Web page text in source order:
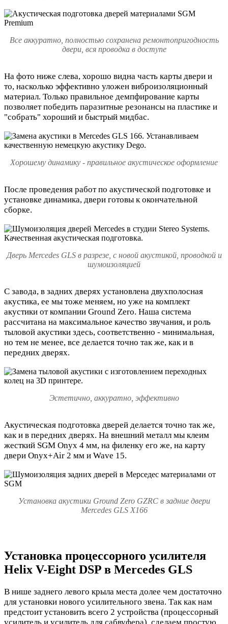
Все аккуратно, полностью сохранена ремонтопригодность
двери, вся проводка в доступе
На фото ниже слева, хорошо видна часть карты двери и
то, насколько эффективно уложен виброизоляционный
материал. Только правильное демпфирование карты
позволяет победить паразитные резонансы на пластике и
"собрать" хороший и быстрый мидбас.
Хорошему динамику - правильное акустическое оформление
После проведения работ по акустической подготовке и
установке динамика, двери готовы к окончательной
сборке.
Дверь Mercedes GLS в разрезе, с новой акустикой, проводкой и
шумоизоляцией
С завода, в задних дверях установлена двухполосная
акустика, ее мы тоже меняем, но уже на комплект
акустики от компании Ground Zero. Наша система
рассчитана на максимальное качество звучания, и роль
тыловой акустики здесь, соответственно - минимальная,
но тем не менее, все делается точно так же, как и в
передних дверях.
Эстетично, аккуратно, эффективно
Акустическая подготовка дверей делается точно так же,
как и в передних дверях. На внешний металл мы клеим
жесткий SGM Onyx 4 мм, на филенку его же, на карту
двери Onyx+Air 2 мм и Wave 15.
Установка акустики Ground Zero GZRC в задние двери
Mercedes GLS X166
Установка процессорного усилителя
Helix V-Eight DSP в Mercedes GLS
В нише заднего левого крыла места долее чем достаточно
для установки нового усилительного звена. Так как нам
предстоит установить всего 2 устройства (процессорный
усилитель и усилитель для сабвуфера), сделаем простую